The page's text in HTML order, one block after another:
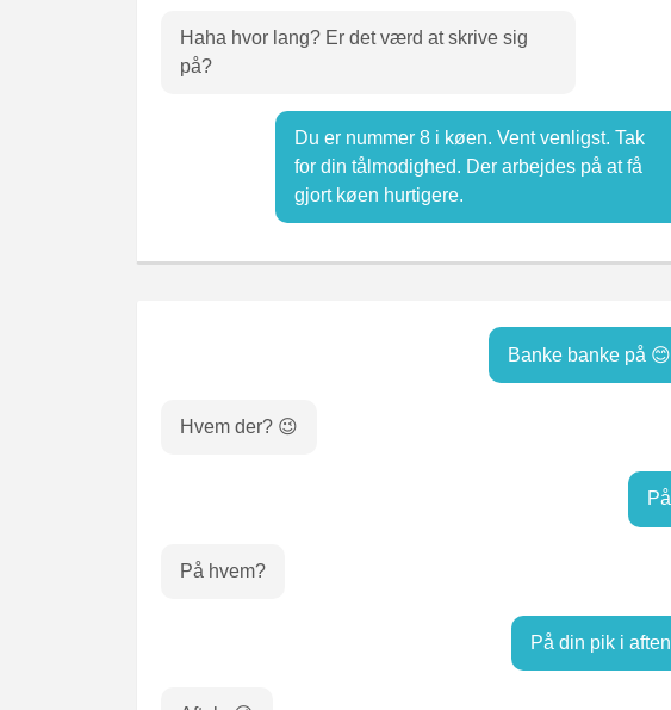
Haha hvor lang? Er det værd at skrive sig
på?
Du er nummer 8 i køen. Vent venligst. Tak
for din tålmodighed. Der arbejdes på at få
gjort køen hurtigere.
Banke banke på 😊
Hvem der? 😉
På
På hvem?
På din pik i aften